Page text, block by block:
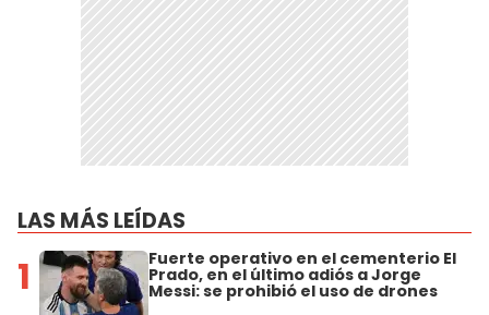
LAS MÁS LEÍDAS
1 Fuerte operativo en el cementerio El
Prado, en el último adiós a Jorge
Messi: se prohibió el uso de drones